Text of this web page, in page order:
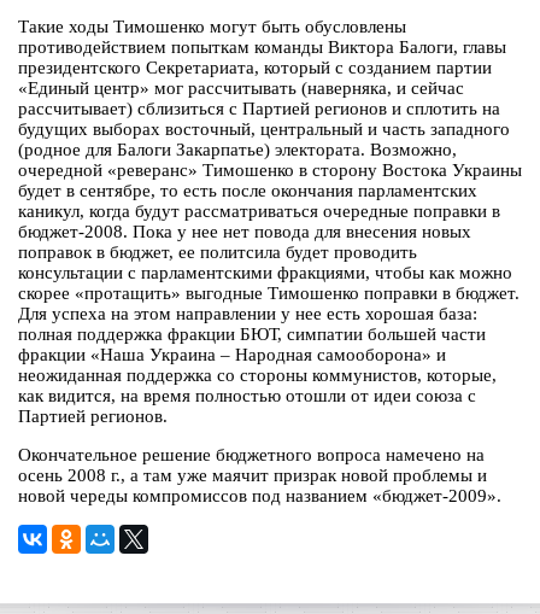
Такие ходы Тимошенко могут быть обусловлены
противодействием попыткам команды Виктора Балоги, главы
президентского Секретариата, который с созданием партии
«Единый центр» мог рассчитывать (наверняка, и сейчас
рассчитывает) сблизиться с Партией регионов и сплотить на
будущих выборах восточный, центральный и часть западного
(родное для Балоги Закарпатье) электората. Возможно,
очередной «реверанс» Тимошенко в сторону Востока Украины
будет в сентябре, то есть после окончания парламентских
каникул, когда будут рассматриваться очередные поправки в
бюджет-2008. Пока у нее нет повода для внесения новых
поправок в бюджет, ее политсила будет проводить
консультации с парламентскими фракциями, чтобы как можно
скорее «протащить» выгодные Тимошенко поправки в бюджет.
Для успеха на этом направлении у нее есть хорошая база:
полная поддержка фракции БЮТ, симпатии большей части
фракции «Наша Украина – Народная самооборона» и
неожиданная поддержка со стороны коммунистов, которые,
как видится, на время полностью отошли от идеи союза с
Партией регионов.
Окончательное решение бюджетного вопроса намечено на
осень 2008 г., а там уже маячит призрак новой проблемы и
новой череды компромиссов под названием «бюджет-2009».